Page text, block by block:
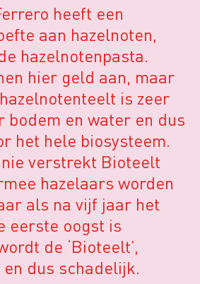
heeft een
aan hazelnoten,
hazelnotenpasta.
hier geld aan, maar
is zeer
bodem en water en dus
het hele biosysteem.
verstrekt Bioteelt
hazelaars worden
als na vijf jaar het
eerste oogst is
de ‘Bioteelt’,
dus schadelijk.